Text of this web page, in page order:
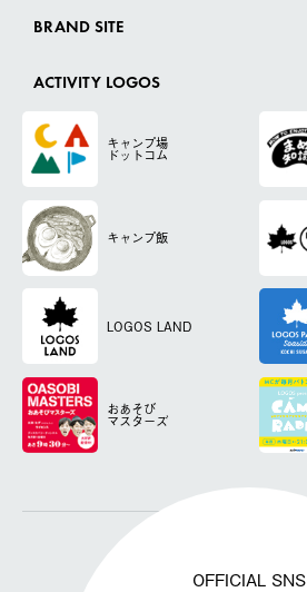
BRAND SITE
ACTIVITY LOGOS
キャンプ場
ドットコム
キャンプ飯
LOGOS LAND
おあそび
マスターズ
OFFICIAL SNS